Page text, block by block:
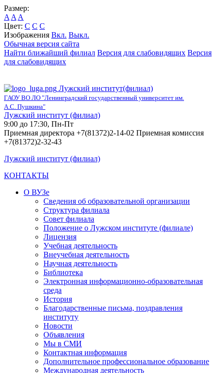
Размер:
A A A
Цвет: C C C
Изображения Вкл. Выкл.
Обычная версия сайта
Найти ближайший филиал Версия для слабовидящих Версия
для слабовидящих
Лужский институт(филиал)
ГАОУ ВО ЛО "Ленинградский государственный университет им.
А.С. Пушкина"
Лужский институт (филиал)
9:00 до 17:30, Пн-Пт
Приемная директора +7(81372)2-14-02 Приемная комиссия
+7(81372)2-32-43
Лужский институт (филиал)
КОНТАКТЫ
О ВУЗе
Сведения об образовательной организации
Структура филиала
Совет филиала
Положение о Лужском институте (филиале)
Лицензия
Учебная деятельность
Внеучебная деятельность
Научная деятельность
Библиотека
Электронная информационно-образовательная
среда
История
Благодарственные письма, поздравления
институту
Новости
Объявления
Мы в СМИ
Контактная информация
Дополнительное профессиональное образование
Международная деятельность